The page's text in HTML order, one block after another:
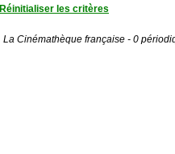
Réinitialiser les critères
La Cinémathèque française - 0